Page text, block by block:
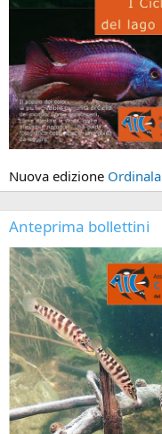
Nuova edizione Ordinala
Anteprima bollettini